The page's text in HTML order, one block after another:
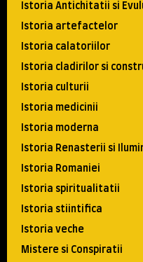
Istoria Antichitatii si
Istoria artefactelor
Istoria calatoriilor
Istoria cladirilor si
Istoria culturii
Istoria medicinii
Istoria moderna
Istoria Renasterii si
Istoria Romaniei
Istoria spiritualitatii
Istoria stiintifica
Istoria veche
Mistere si Conspiratii